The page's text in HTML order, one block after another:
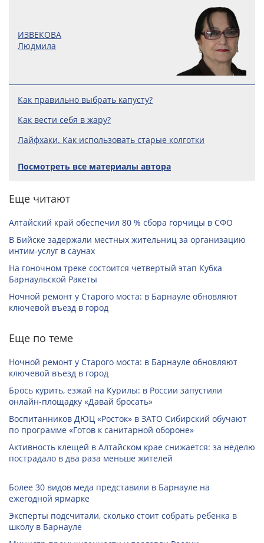
ИЗВЕКОВА
Людмила
Как правильно выбрать капусту?
Как вести себя в жару?
Лайфхаки. Как использовать старые колготки
Посмотреть все материалы автора
Еще читают
Алтайский край обеспечил 80 % сбора горчицы в СФО
В Бийске задержали местных жительниц за организацию
интим-услуг в саунах
На гоночном треке состоится четвертый этап Кубка
Барнаульской Ракеты
Ночной ремонт у Старого моста: в Барнауле обновляют
ключевой въезд в город
Еще по теме
Ночной ремонт у Старого моста: в Барнауле обновляют
ключевой въезд в город
Брось курить, езжай на Курилы: в России запустили
онлайн-­площадку «Давай бросать»
Воспитанников ДЮЦ «Росток» в ЗАТО Сибирский обучают
по программе «Готов к санитарной обороне»
Активность клещей в Алтайском крае снижается: за неделю
пострадало в два раза меньше жителей
Более 30 видов меда представили в Барнауле на
ежегодной ярмарке
Эксперты подсчитали, сколько стоит собрать ребенка в
школу в Барнауле